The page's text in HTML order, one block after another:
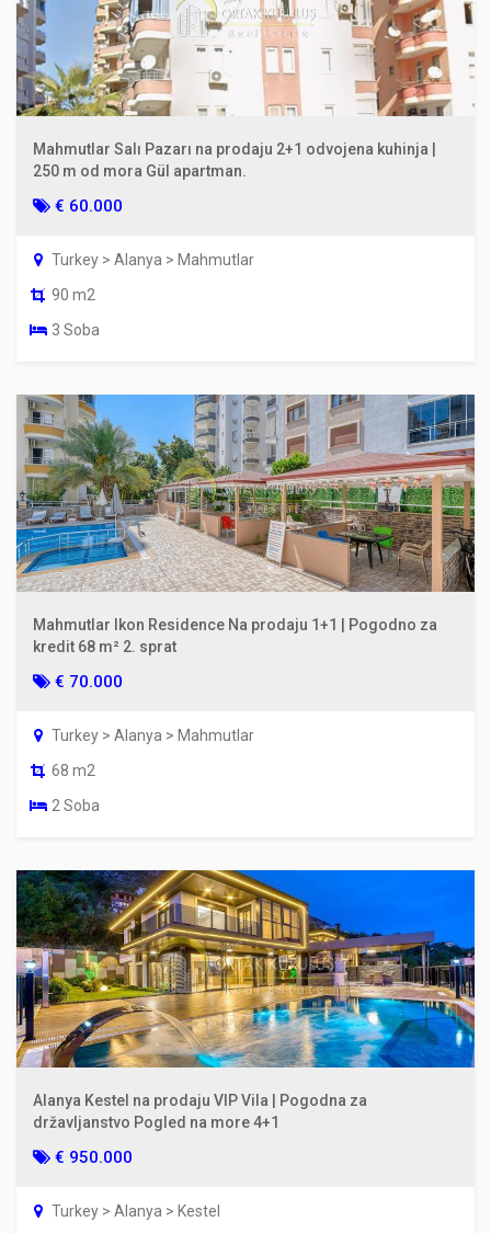
Mahmutlar Salı Pazarı na prodaju 2+1 odvojena kuhinja |
250 m od mora Gül apartman.
€ 60.000
Turkey > Alanya > Mahmutlar
90 m2
3 Soba
Mahmutlar Ikon Residence Na prodaju 1+1 | Pogodno za
kredit 68 m² 2. sprat
€ 70.000
Turkey > Alanya > Mahmutlar
68 m2
2 Soba
Alanya Kestel na prodaju VIP Vila | Pogodna za
državljanstvo Pogled na more 4+1
€ 950.000
Turkey > Alanya > Kestel